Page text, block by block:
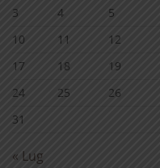
3
4 5
10
11 12
17
18 19
24
25 26
31
« Lug